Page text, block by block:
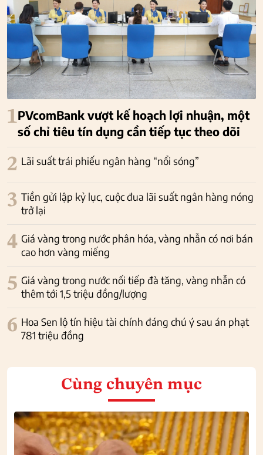
1PVcomBank vượt kế hoạch lợi nhuận, một
số chỉ tiêu tín dụng cần tiếp tục theo dõi
2 Lãi suất trái phiếu ngân hàng “nổi sóng”
3 Tiền gửi lập kỷ lục, cuộc đua lãi suất ngân hàng nóng
trở lại
4 Giá vàng trong nước phân hóa, vàng nhẫn có nơi bán
cao hơn vàng miếng
5 Giá vàng trong nước nối tiếp đà tăng, vàng nhẫn có
thêm tới 1,5 triệu đồng/lượng
6 Hoa Sen lộ tín hiệu tài chính đáng chú ý sau án phạt
781 triệu đồng
Cùng chuyên mục